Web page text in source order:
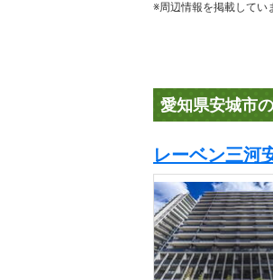
※周辺情報を掲載してい
愛知県安城市
レーベン三河